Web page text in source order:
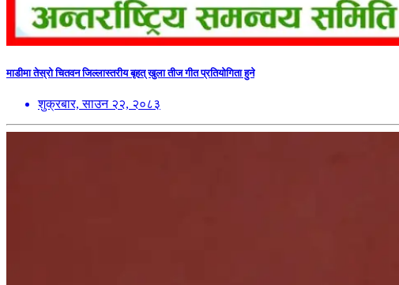
माडीमा तेस्रो चितवन जिल्लास्तरीय बृहत् खुला तीज गीत प्रतियोगिता हुने
शुक्रबार, साउन २२, २०८३